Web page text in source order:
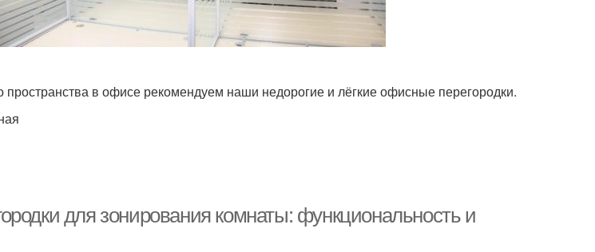
пространства в офисе рекомендуем наши недорогие и лёгкие офисные перегородки.
для зонирования комнаты: функциональность и